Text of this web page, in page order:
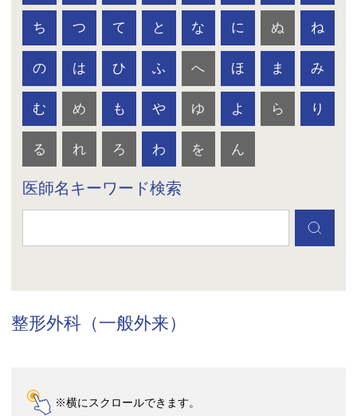
ち つ て と な に ぬ ね
の は ひ ふ へ ほ ま み
む め も や ゆ よ ら り
る れ ろ わ を ん
医師名キーワード検索
整形外科（一般外来）
※横にスクロールできます。